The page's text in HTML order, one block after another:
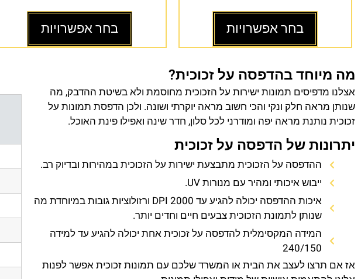
בחר אפשרויות בחר אפשרויות
מה מיוחד בהדפסה על זכוכית?
אצלנו מדפיסים תמונות ישירות על הזכוכית מחוסמת ולא בשיטת ההדבק, מה
שנותן מראה חלק ונקי והכי חשוב מראה יוקרתי ושונה. ולכן הדפסת תמונות על
זכוכית נותנת מראה יפה ומודרני לכל סלון, חדר שינה ואפילו פינת האוכל.
יתרונות של הדפסה על זכוכית
ההדפסה על הזכוכית מתבצעת ישירות על הזכוכית במהירות ובדיוק רב.
ייבוש איכותי ומהיר עם מנורות UV.
איכות ההדפסה יכולה להגיע עד 2000 DPI ורזולוציות גובות במיוחדת מה
שנותן לתמונת הזכוכית צבעים חיים וחדים יותר.
המידה המקסימלית להדפסה על זכוכית אחת יכולה להגיע עד למידה
240/150
אז אם תרצו לעצב את הבית או המשרד שלכם עם תמונות זכוכית אפשר לפנות